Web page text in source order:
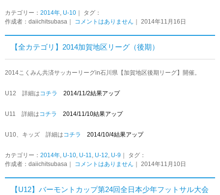
カテゴリー： 2014年, U-10 ｜ タグ：
作成者：daiichitsubasa｜ コメントはありません ｜ 2014年11月16日
【全カテゴリ】2014加賀地区リーグ（後期）
2014こくみん共済サッカーリーグin石川県【加賀地区後期リーグ】開催。
U12 詳細はコチラ 2014/11/2結果アップ
U11 詳細はコチラ 2014/11/10結果アップ
U10、キッズ 詳細はコチラ 2014/10/4結果アップ
カテゴリー： 2014年, U-10, U-11, U-12, U-9 ｜ タグ：
作成者：daiichitsubasa｜ コメントはありません ｜ 2014年11月10日
【U12】バーモントカップ第24回全日本少年フットサル大会